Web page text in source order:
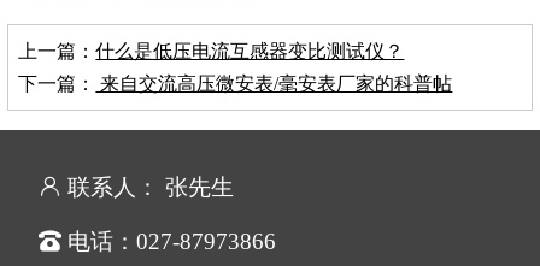
上一篇：什么是低压电流互感器变比测试仪？
下一篇：
来自交流高压微安表/毫安表厂家的科普帖
联系人： 张先生
电话：027-87973866